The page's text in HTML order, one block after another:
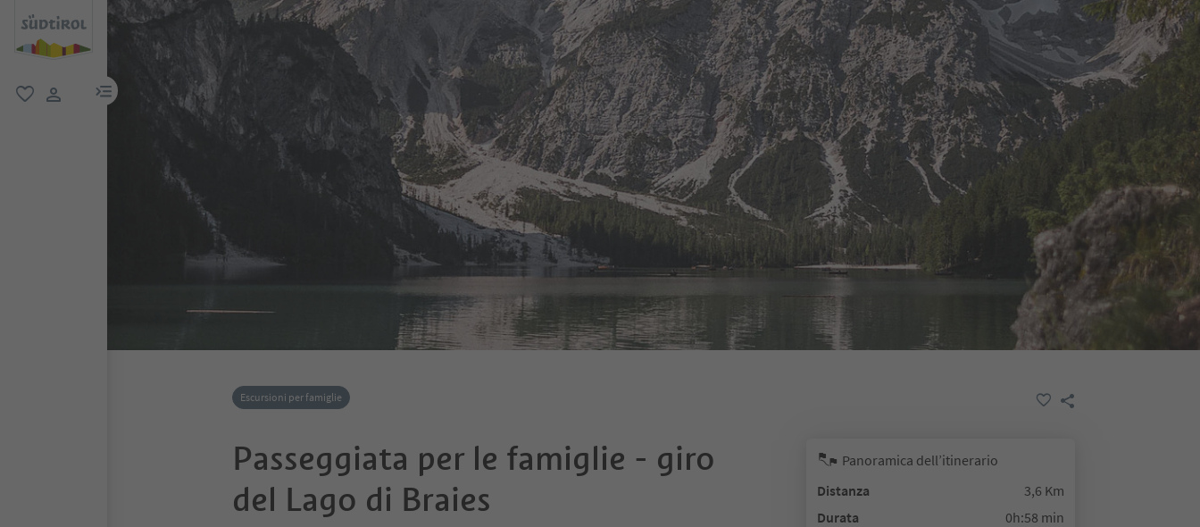
menu link
Escursioni per famiglie
Passeggiata per le famiglie - giro
del Lago di Braies
Panoramica dell’itinerario
Distanza
3,6 Km
Durata
0h:58 min